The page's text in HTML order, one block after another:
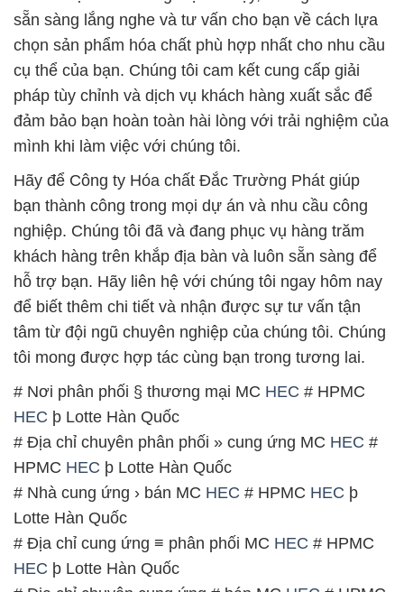
nghiệp. Chúng tôi đã và đang phục vụ hàng trăm
khách hàng trên khắp địa bàn và luôn sẵn sàng để
hỗ trợ bạn. Hãy liên hệ với chúng tôi ngay hôm nay
để biết thêm chi tiết và nhận được sự tư vấn tận
tâm từ đội ngũ chuyên nghiệp của chúng tôi. Chúng
tôi mong được hợp tác cùng bạn trong tương lai.
# Nơi phân phối § thương mại MC HEC# HPMC
HECþ Lotte Hàn Quốc
# Địa chỉ chuyên phân phối » cung ứng MC
HEC
HPMC HEC
þ Lotte Hàn Quốc
# Nhà cung ứng › bán MC HEC # HPMC HEC
Lotte Hàn Quốc
# Địa chỉ cung ứng ≡ phân phối MC HEC
# HPMC
HEC
þ Lotte Hàn Quốc
HECþ Lotte Hàn Quốc
# Cty thương mại ◄ bán MC
Lotte Hàn Quốc
# Công ty kinh doanh › phân phối MC
HECþ Lotte Hàn Quốc
# Địa chỉ chuyên cung cấp ♯ bán MC
HECþ Lotte Hàn Quốc
# Địa chỉ bán × phân phối MC